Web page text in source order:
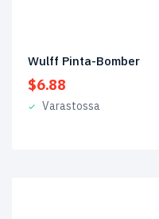
Wulff Pinta-Bomber
$6.88
Varastossa